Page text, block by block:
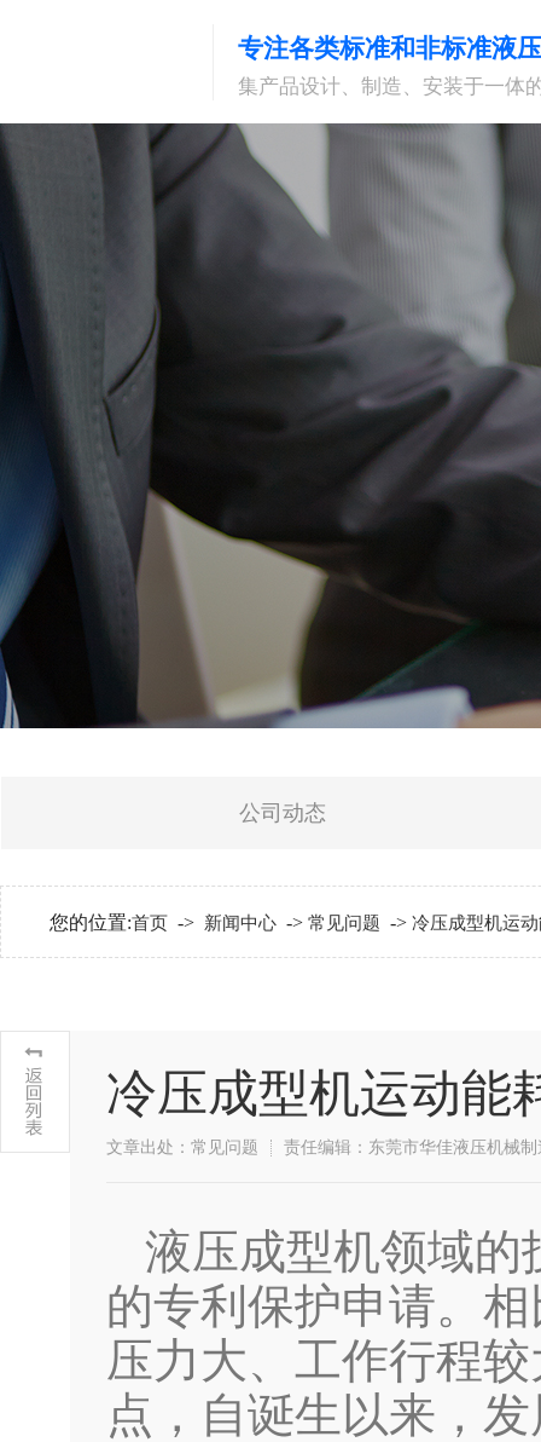
专注各类标准和非标准液
集产品设计、制造、安装于一体
公司动态
您的位置:首页 -> 新闻中心 -> 常见问题 -> 冷压成型机运
冷压成型机运动能
文章出处：常见问题 责任编辑：东莞市华佳液压机械
液压成型机领域的
的专利保护申请。
压力大、工作行程
点，自诞生以来，